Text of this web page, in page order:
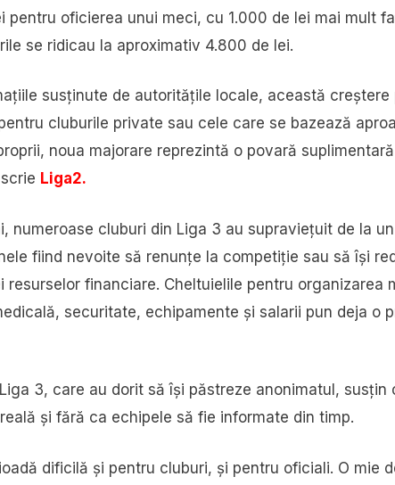
pentru oficierea unui meci, cu 1.000 de lei mai mult
se ridicau la aproximativ 4.800 de lei.
susținute de autoritățile locale, această creștere
cluburile private sau cele care se bazează
noua majorare reprezintă o povară
Liga2.
numeroase cluburi din Liga 3 au supraviețuit de la
fiind nevoite să renunțe la competiție sau să își
resurselor financiare. Cheltuielile pentru organizarea
securitate, echipamente și salarii pun deja o
3, care au dorit să își păstreze anonimatul, susțin
și fără ca echipele să fie informate din timp.
dificilă și pentru cluburi, și pentru oficiali. O mie